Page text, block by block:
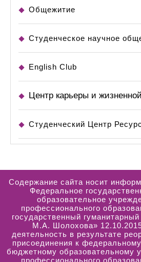
Общежитие
Студенческое научное
English Club
Центр карьеры и
Студенческий Центр
Содержание сайта носит
Федеральное
образовательное
профессионального
государственный
М.А. Шолохова» 12.10.2015
деятельность в результате
присоединения к
бюджетному образовательному
профессионального